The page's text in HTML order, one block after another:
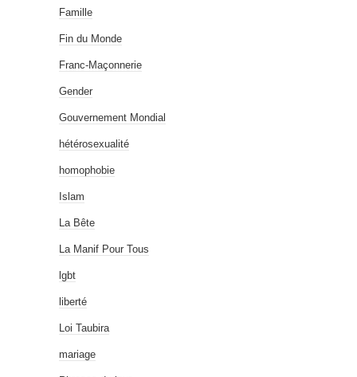
Famille
Fin du Monde
Franc-Maçonnerie
Gender
Gouvernement Mondial
hétérosexualité
homophobie
Islam
La Bête
La Manif Pour Tous
lgbt
liberté
Loi Taubira
mariage